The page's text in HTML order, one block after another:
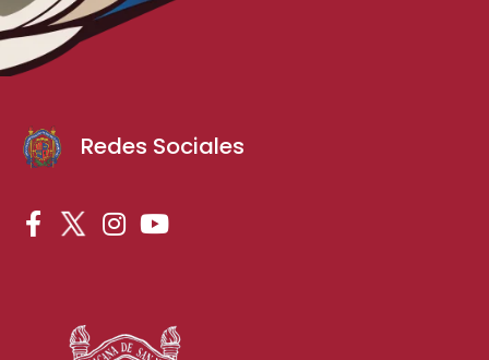
Redes Sociales